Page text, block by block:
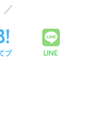
ブ LINE